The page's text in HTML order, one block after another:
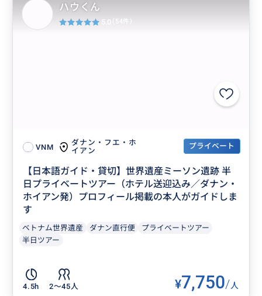
VNM
ダナン・フエ・ホ
イアン
プライベート
【日本語ガイド・貸切】世界遺産ミーソン遺跡 半
日プライベートツアー（ホテル送迎込み／ダナン・
ホイアン発）プロフィール掲載の本人がガイドしま
す
ベトナム世界遺産 ダナン直行便
プライベートツアー
半日ツアー
4.5h 2〜45人 ¥7,750/人
ハウくん
5.0 (54件)